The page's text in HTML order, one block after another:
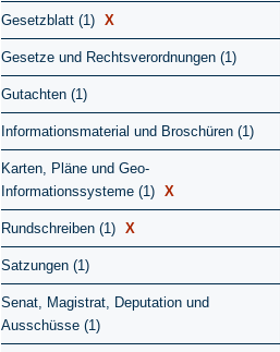
Gesetzblatt (1) X
Gesetze und Rechtsverordnungen (1)
Gutachten (1)
Informationsmaterial und Broschüren (1)
Karten, Pläne und Geo-
Informationssysteme (1) X
Rundschreiben (1) X
Satzungen (1)
Senat, Magistrat, Deputation und
Ausschüsse (1)